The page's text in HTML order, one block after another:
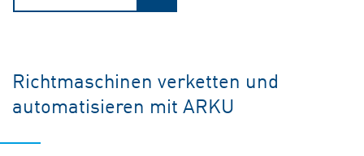
Richtmaschinen verketten und
automatisieren mit ARKU